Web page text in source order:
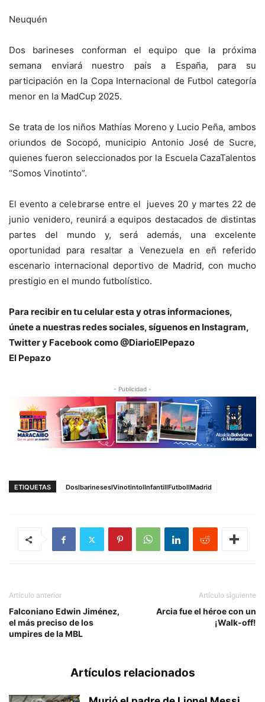
Neuquén
Dos barineses conforman el equipo que la próxima
semana enviará nuestro país a España, para su
participación en la Copa Internacional de Futbol categoría
menor en la MadCup 2025.
Se trata de los niños Mathías Moreno y Lucio Peña, ambos
oriundos de Socopó, municipio Antonio José de Sucre,
quienes fueron seleccionados por la Escuela CazaTalentos
“Somos Vinotinto”.
El evento a celebrarse entre el jueves 20 y martes 22 de
junio venidero, reunirá a equipos destacados de distintas
partes del mundo y, será además, una excelente
oportunidad para resaltar a Venezuela en eñ referido
escenario internacional deportivo de Madrid, con mucho
prestigio en el mundo futbolístico.
Para recibir en tu celular esta y otras informaciones,
únete a nuestras redes sociales, síguenos en Instagram,
Twitter y Facebook como @DiarioElPepazo
El Pepazo
- Publicidad -
ETIQUETAS DoslbarineseslVinotintolInfantillFutbollMadrid
Artículo anterior
Falconiano Edwin Jiménez,
el más preciso de los
umpires de la MBL
Artículo siguiente
Arcia fue el héroe con un
¡Walk-off!
Artículos relacionados